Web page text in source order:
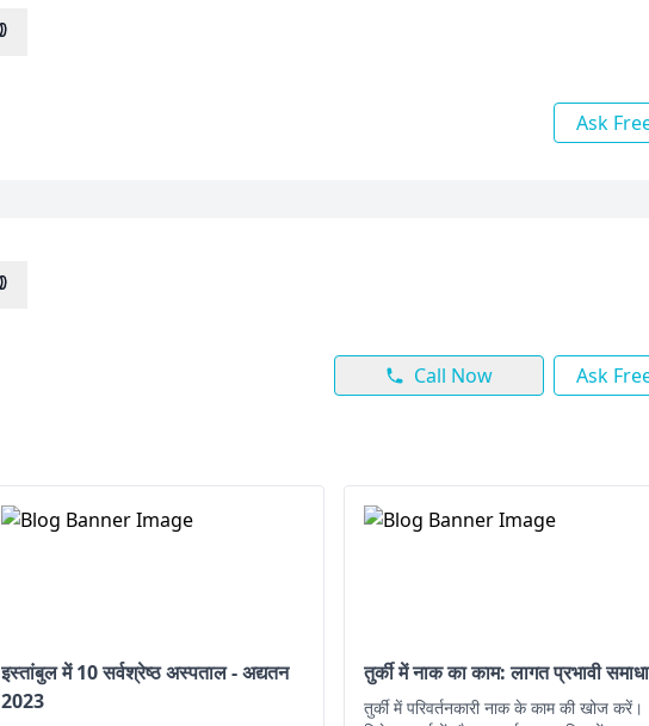
Ask
Call Now Ask
इस्तांबुल में 10 सर्वश्रेष्ठ अस्पताल - अद्यतन
2023
तुर्की में नाक का काम: लागत प्रभावी
तुर्की में परिवर्तनकारी नाक के काम की खोज करें।